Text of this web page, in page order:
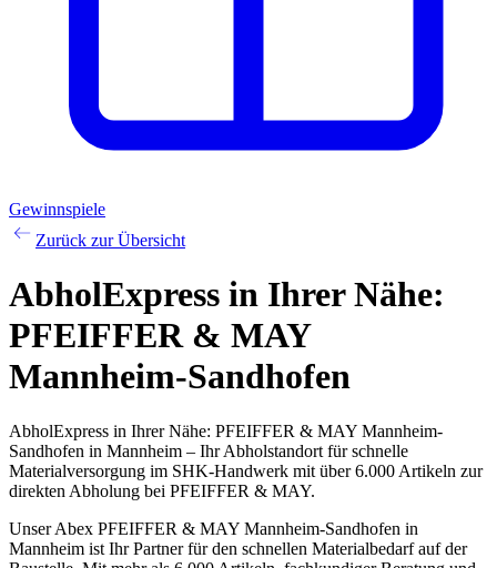
Gewinnspiele
Zurück zur Übersicht
AbholExpress in Ihrer Nähe:
PFEIFFER & MAY
Mannheim-Sandhofen
AbholExpress in Ihrer Nähe: PFEIFFER & MAY Mannheim-
Sandhofen in Mannheim – Ihr Abholstandort für schnelle
Materialversorgung im SHK-Handwerk mit über 6.000 Artikeln zur
direkten Abholung bei PFEIFFER & MAY.
Unser Abex PFEIFFER & MAY Mannheim-Sandhofen in
Mannheim ist Ihr Partner für den schnellen Materialbedarf auf der